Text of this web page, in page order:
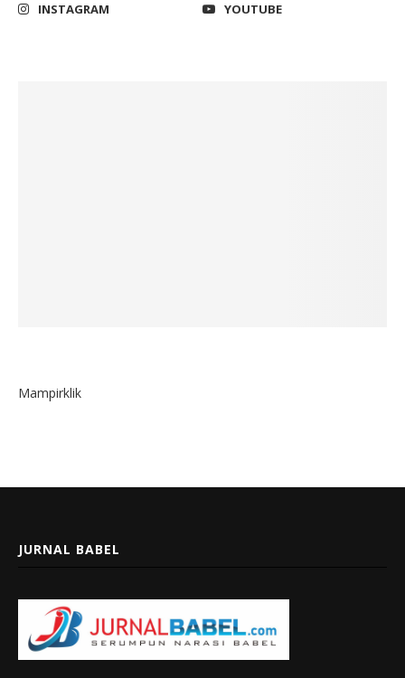
INSTAGRAM
YOUTUBE
Mampirklik
JURNAL BABEL